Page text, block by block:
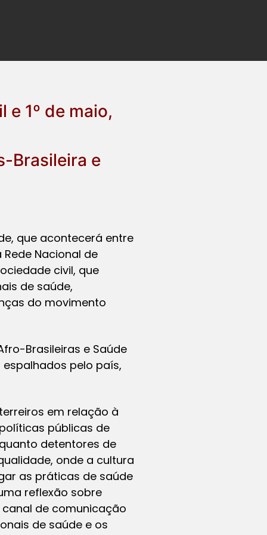
1º de maio,
Brasileira e
que acontecerá entre
Nacional de
civil, que
de saúde,
do movimento
Brasileiras e Saúde
espalhados pelo país,
em relação à
públicas de
detentores de
onde a cultura
as práticas de saúde
reflexão sobre
de comunicação
de saúde e os